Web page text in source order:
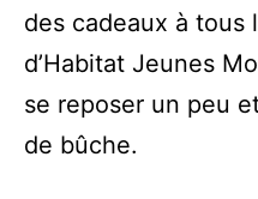
des cadeaux à tous
d’Habitat Jeunes
se reposer un peu
de bûche.